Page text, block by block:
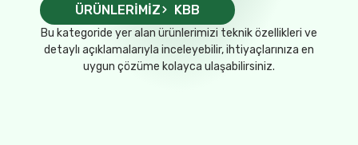
ÜRÜNLERIMIZ KBB
Bu kategoride yer alan ürünlerimizi teknik özellikleri ve
detaylı açıklamalarıyla inceleyebilir, ihtiyaçlarınıza en
uygun çözüme kolayca ulaşabilirsiniz.